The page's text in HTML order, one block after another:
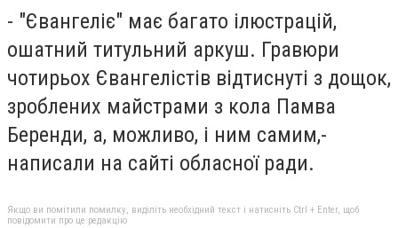
- "Євангеліє" має багато ілюстрацій,
ошатний титульний аркуш. Гравюри
чотирьох Євангелістів відтиснуті з дощок,
зроблених майстрами з кола Памва
Беренди, а, можливо, і ним самим,-
написали на сайті обласної ради.
Якщо ви помітили помилку, виділіть необхідний текст і натисніть Ctrl + Enter, щоб
повідомити про це редакцію